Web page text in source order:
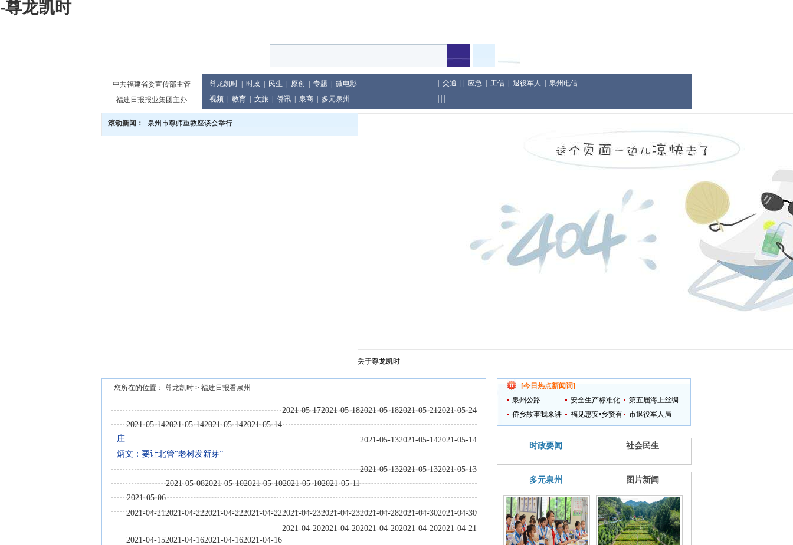
-尊龙凯时
中共福建省委宣传部主管
福建日报报业集团主办
尊龙凯时 时政 民生 原创 专题
微电影
视频
教育 文旅 侨讯 泉商 多元泉州
交通 应急 工信 退役军人
泉州电信
滚动新闻： 泉州市尊师重教座谈会举行
关于尊龙凯时
您所在的位置： 尊龙凯时 > 福建日报看泉州
2021-05-24
2021-05-21
2021-05-18
2021-05-18
2021-05-17
2021-05-14
2021-05-14
2021-05-14
2021-05-14
2021-05-14
2021-05-14
2021-05-13
庄
炳文：要让北管“老树发新芽”
2021-05-13
2021-05-13
2021-05-13
2021-05-11
2021-05-10
2021-05-10
2021-05-10
2021-05-08
2021-05-06
2021-04-30
2021-04-30
2021-04-28
2021-04-23
2021-04-23
2021-04-22
2021-04-22
2021-04-22
2021-04-21
2021-04-21
2021-04-20
2021-04-20
2021-04-20
2021-04-20
2021-04-16
2021-04-16
2021-04-16
2021-04-15
[今日热点新闻词]
泉州公路
安全生产标准化
提升
第五届海上丝绸
之路国际艺术节
侨乡故事我来讲
福见惠安•乡贤有
为
市退役军人局
时政要闻 社会民生
多元泉州 图片新闻